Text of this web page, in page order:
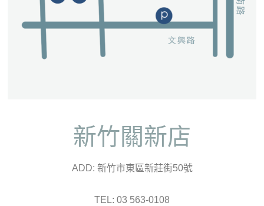
新竹關新店
ADD: 新竹市東區新莊街50號
TEL: 03 563-0108